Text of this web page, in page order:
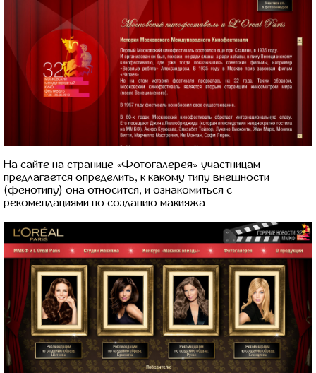
На сайте на странице «Фотогалерея» участницам
предлагается определить, к какому типу внешности
(фенотипу) она относится, и ознакомиться с
рекомендациями по созданию макияжа.